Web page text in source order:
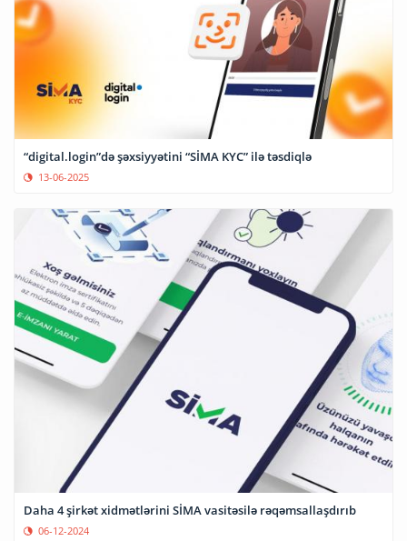
“digital.login”də şəxsiyyətini “SİMA KYC” ilə təsdiqlə
13-06-2025
Daha 4 şirkət xidmətlərini SİMA vasitəsilə rəqəmsallaşdırıb
06-12-2024